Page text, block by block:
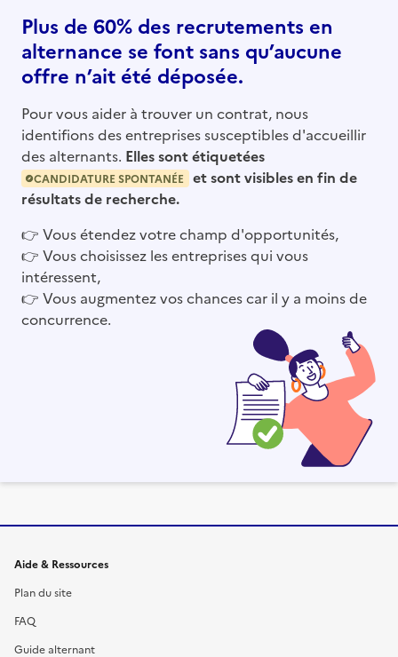
Plus de 60% des recrutements en
alternance se font sans qu’aucune
offre n’ait été déposée.
Pour vous aider à trouver un contrat, nous
identifions des entreprises susceptibles d'accueillir
des alternants. Elles sont étiquetées
CANDIDATURE SPONTANÉE
et sont visibles en fin de
résultats de recherche.
👉 Vous étendez votre champ d'opportunités,
👉 Vous choisissez les entreprises qui vous
intéressent,
👉 Vous augmentez vos chances car il y a moins de
concurrence.
Informations et liens du site
Aide & Ressources
Plan du site
FAQ
Guide alternant